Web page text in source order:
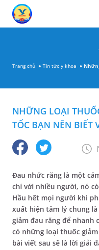
Trang chủ Tin tức y khoa Những
NHỮNG LOẠI
TỐC BẠN NÊN BIẾT
Đau nhức răng là một
chí với nhiều người, nó
Hầu hết mọi người khi
xuất hiện tâm lý chung
giảm đau răng để nhanh
có những loại thuốc
bài viết sau sẽ là lời giải